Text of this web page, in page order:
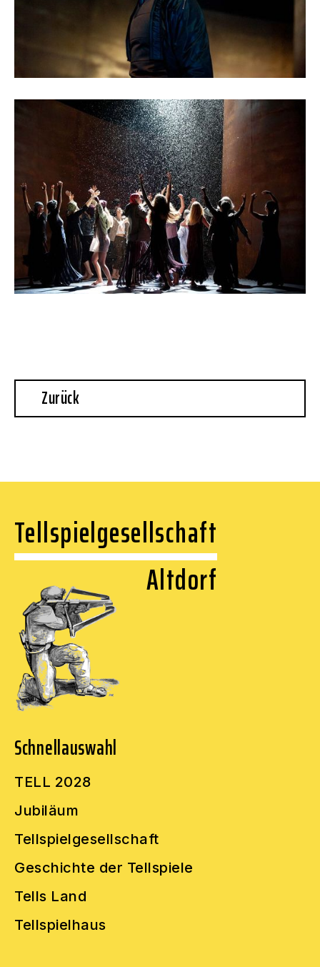
Zurück
Tellspielgesellschaft
Altdorf
Schnellauswahl
TELL 2028
Jubiläum
Tellspielgesellschaft
Geschichte der Tellspiele
Tells Land
Tellspielhaus